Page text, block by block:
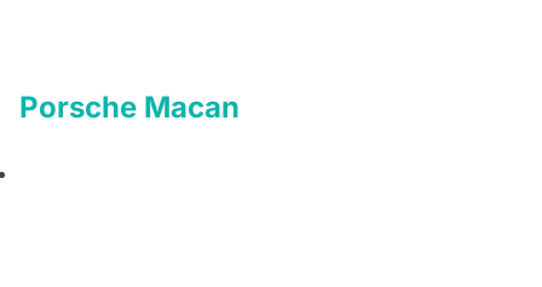
Porsche Macan